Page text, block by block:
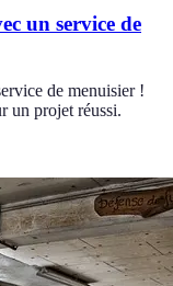
un service de
de menuisier !
un projet réussi.